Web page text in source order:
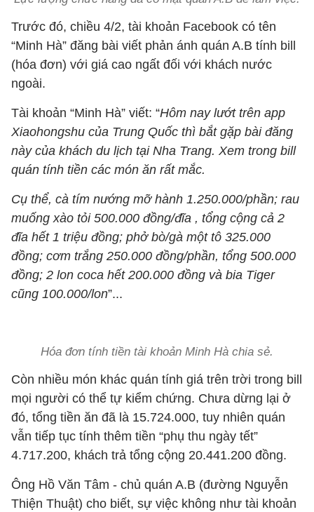
Trước đó, chiều 4/2, tài khoản Facebook có tên
“Minh Hà” đăng bài viết phản ánh quán A.B tính bill
(hóa đơn) với giá cao ngất đối với khách nước
ngoài.
Tài khoản “Minh Hà” viết: “Hôm nay lướt trên app
Xiaohongshu của Trung Quốc thì bắt gặp bài đăng
này của khách du lịch tại Nha Trang. Xem trong bill
quán tính tiền các món ăn rất mắc.
Cụ thể, cà tím nướng mỡ hành 1.250.000/phần; rau
muống xào tỏi 500.000 đồng/đĩa , tổng cộng cả 2
đĩa hết 1 triệu đồng; phở bò/gà một tô 325.000
đồng; cơm trắng 250.000 đồng/phần, tổng 500.000
đồng; 2 lon coca hết 200.000 đồng và bia Tiger
cũng 100.000/lon”...
Hóa đơn tính tiền tài khoản Minh Hà chia sẻ.
Còn nhiều món khác quán tính giá trên trời trong bill
mọi người có thể tự kiểm chứng. Chưa dừng lại ở
đó, tổng tiền ăn đã là 15.724.000, tuy nhiên quán
vẫn tiếp tục tính thêm tiền “phụ thu ngày tết”
4.717.200, khách trả tổng cộng 20.441.200 đồng.
Ông Hồ Văn Tâm - chủ quán A.B (đường Nguyễn
Thiện Thuật) cho biết, sự việc không như tài khoản